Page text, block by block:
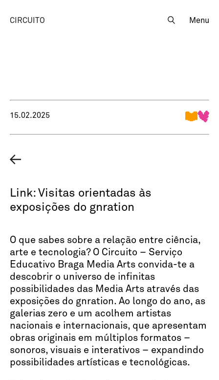
CIRCUITO Menu
15.02.2025
Link: Visitas orientadas às
exposições do gnration
O que sabes sobre a relação entre ciência,
arte e tecnologia? O Circuito – Serviço
Educativo Braga Media Arts convida-te a
descobrir o universo de infinitas
possibilidades das Media Arts através das
exposições do gnration. Ao longo do ano, as
galerias zero e um acolhem artistas
nacionais e internacionais, que apresentam
obras originais em múltiplos formatos –
sonoros, visuais e interativos – expandindo
possibilidades artísticas e tecnológicas.